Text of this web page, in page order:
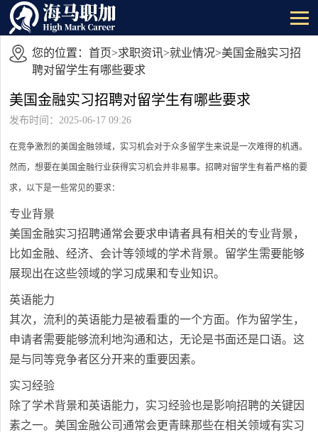
您的位置： 首页>求职资讯>就业情况>美国金融实习招
聘对留学生有哪些要求
美国金融实习招聘对留学生有哪些要求
发布时间：2025-06-17 09:26
在竞争激烈的美国金融领域，实习机会对于众多留学生来说是一次难得的机遇。
然而，想要在美国金融行业获得实习机会并非易事。招聘对留学生有着严格的要
求，以下是一些常见的要求：
专业背景
美国金融实习招聘通常会要求申请者具有相关的专业背景，
比如金融、经济、会计等领域的学术背景。留学生需要能够
展现出在这些领域的学习成果和专业知识。
英语能力
其次，流利的英语能力是被看重的一个方面。作为留学生，
申请者需要能够流利地沟通和达，无论是书面还是口语。这
是与同等竞争者区分开来的重要因素。
实习经验
除了学术背景和英语能力，实习经验也是影响招聘的关键因
素之一。美国金融公司通常会更青睐那些在相关领域有实习